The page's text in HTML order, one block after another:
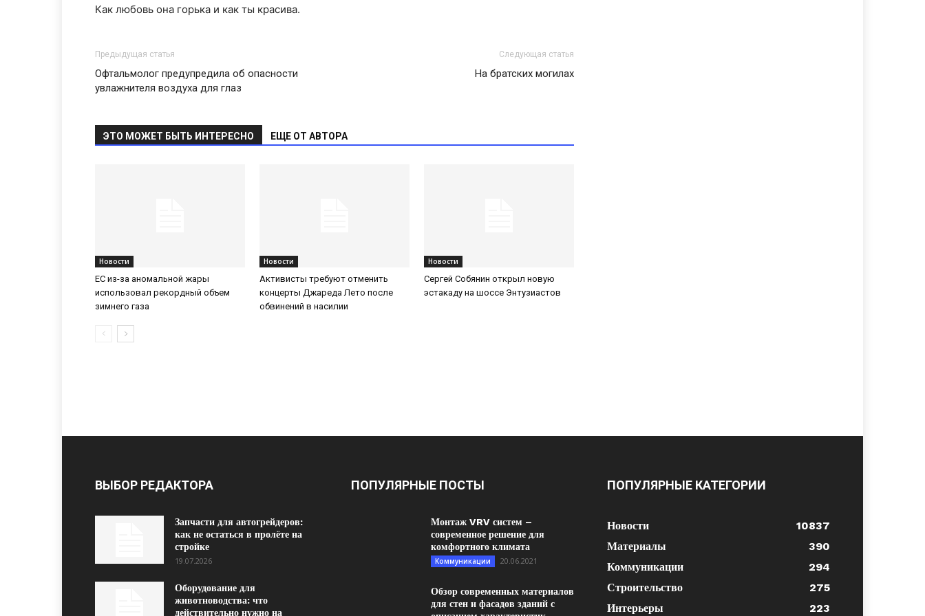
Как любовь она горька и как ты красива.
Предыдущая статья
Офтальмолог предупредила об опасности
увлажнителя воздуха для глаз
Следующая статья
На братских могилах
ЭТО МОЖЕТ БЫТЬ ИНТЕРЕСНО ЕЩЕ ОТ АВТОРА
Новости
ЕС из-за аномальной жары
использовал рекордный объем
зимнего газа
Новости
Активисты требуют отменить
концерты Джареда Лето после
обвинений в насилии
Новости
Сергей Собянин открыл новую
эстакаду на шоссе Энтузиастов
ВЫБОР РЕДАКТОРА
Запчасти для автогрейдеров:
как не остаться в пролёте на
стройке
19.07.2026
Оборудование для
животноводства: что
действительно нужно на
ПОПУЛЯРНЫЕ ПОСТЫ
Монтаж VRV систем –
современное решение для
комфортного климата
Коммуникации 20.06.2021
Обзор современных материалов
для стен и фасадов зданий с
ПОПУЛЯРНЫЕ КАТЕГОРИИ
Новости
10837
Материалы
390
Коммуникации
294
Строительство
275
Интерьеры
223